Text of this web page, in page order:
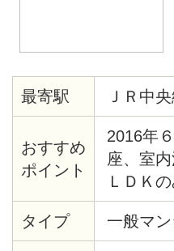
最寄駅 ＪＲ中
おすすめ
ポイント
2016年
座、室
ＬＤＫ
ボック
ーイン
タイプ 一般マ